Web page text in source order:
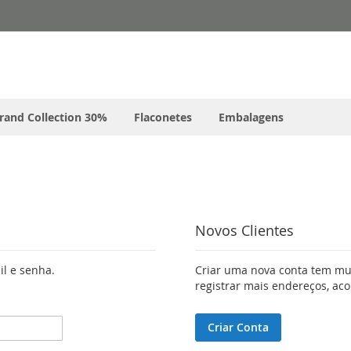
Collection 30% Flaconetes Embalagens
e senha.
Novos Clientes
Criar uma nova conta tem
registrar mais endereços,
Criar Conta